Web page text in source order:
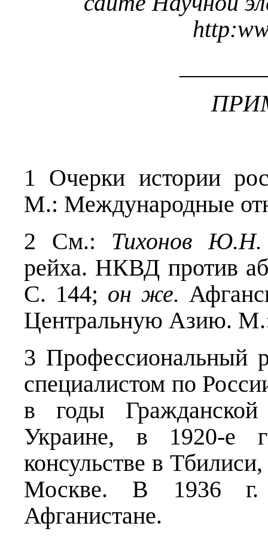
http:
1 Очерки истории
М.: Международные
2 См.: Тихонов Ю.Н.
рейха. НКВД против
С. 144; он же.
Центральную Азию.
3 Профессиональный
специалистом по
в годы
Украине, в 1920-е
консульстве в
Москве. В 1936 г.
Афганистане.